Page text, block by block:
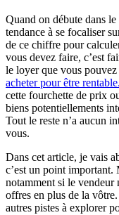
Quand on débute dans
tendance à se focaliser
de ce chiffre pour
vous devez faire, c’est
le loyer que vous
acheter pour être rentable.
cette fourchette de prix
biens potentiellements
Tout le reste n’a aucun
vous.
Dans cet article, je vais
c’est un point important.
notamment si le vendeur
offres en plus de la
autres pistes à explorer